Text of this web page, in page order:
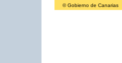
© Gobierno de Canarias